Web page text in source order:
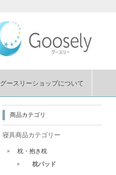
グースリーショップについて
商品カテゴリ
寝具商品カテゴリー
枕・抱き枕
枕パッド